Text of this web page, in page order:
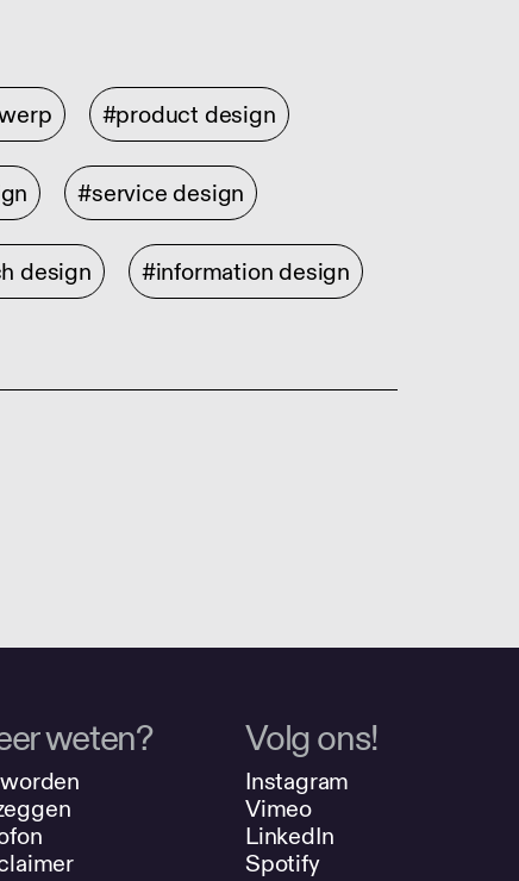
#product design
#service design
design #information design
weten? Volg ons!
Instagram
Vimeo
LinkedIn
Spotify